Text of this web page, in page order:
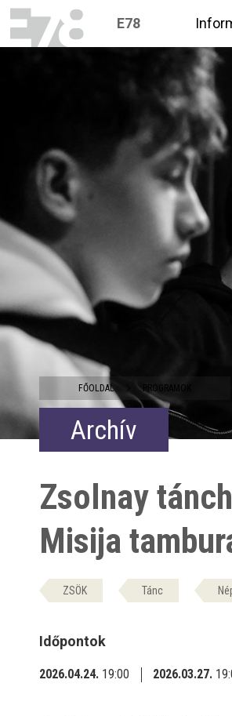
E78
FŐOLDAL PROGRAMOK
Archív
Zsolnay
Misija
ZSÖK Tánc
Időpontok
2026.04.24. 19:00 2026.03.27.